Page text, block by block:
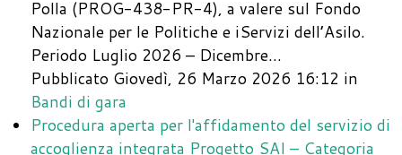
Polla (PROG-438-PR-4), a valere sul Fondo
Nazionale per le Politiche e iServizi dell’Asilo.
Periodo Luglio 2026 – Dicembre…
Pubblicato Giovedì, 26 Marzo 2026 16:12 in
Bandi di gara
Procedura aperta per l'affidamento del servizio di
accoglienza integrata Progetto SAI – Categoria